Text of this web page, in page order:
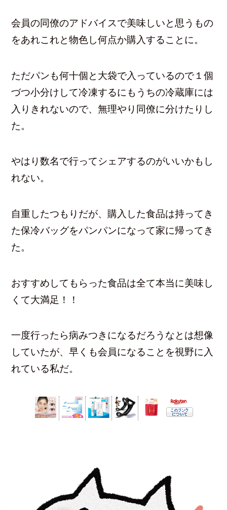
会員の同僚のアドバイスで美味しいと思うもの
をあれこれと物色し何点か購入することに。
ただパンも何十個と大袋で入っているので１個
づつ小分けして冷凍するにもうちの冷蔵庫には
入りきれないので、無理やり同僚に分けたりし
た。
やはり数名で行ってシェアするのがいいかもし
れない。
自重したつもりだが、購入した食品は持ってき
た保冷バッグをパンパンになって家に帰ってき
た。
おすすめしてもらった食品は全て本当に美味し
くて大満足！！
一度行ったら病みつきになるだろうなとは想像
していたが、早くも会員になることを視野に入
れている私だ。